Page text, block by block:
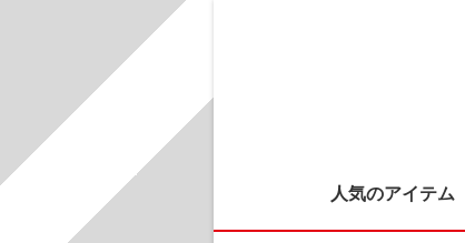
人気のアイテム